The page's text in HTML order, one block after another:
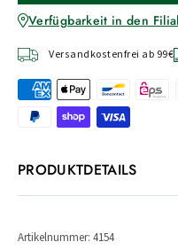
Verfügbarkeit in den
Versandkostenfrei ab 99€
PRODUKTDETAILS
Artikelnummer: 4154